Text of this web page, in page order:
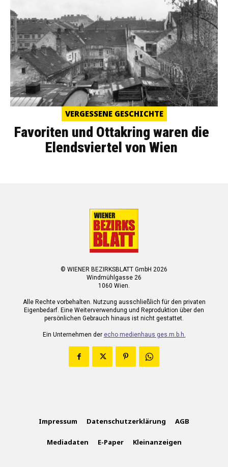
VERGESSENE GESCHICHTE
Favoriten und Ottakring waren die
Elendsviertel von Wien
© WIENER BEZIRKSBLATT GmbH 2026
Windmühlgasse 26
1060 Wien.
Alle Rechte vorbehalten. Nutzung ausschließlich für den privaten
Eigenbedarf. Eine Weiterverwendung und Reproduktion über den
persönlichen Gebrauch hinaus ist nicht gestattet.
Ein Unternehmen der echo medienhaus ges.m.b.h.
Impressum Datenschutzerklärung AGB
Mediadaten E-Paper Kleinanzeigen